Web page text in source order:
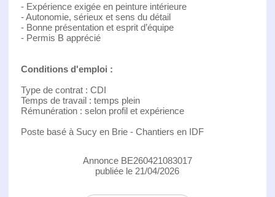
- Expérience exigée en peinture intérieure
- Autonomie, sérieux et sens du détail
- Bonne présentation et esprit d’équipe
- Permis B apprécié
Conditions d'emploi :
Type de contrat : CDI
Temps de travail : temps plein
Rémunération : selon profil et expérience
Poste basé à Sucy en Brie - Chantiers en IDF
Annonce BE260421083017
publiée le 21/04/2026